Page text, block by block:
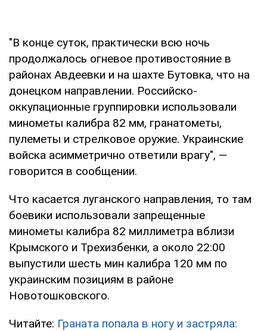
"В конце суток, практически всю ночь
продолжалось огневое противостояние в
районах Авдеевки и на шахте Бутовка, что на
донецком направлении. Российско-
оккупационные группировки использовали
минометы калибра 82 мм, гранатометы,
пулеметы и стрелковое оружие. Украинские
войска асимметрично ответили врагу", —
говорится в сообщении.
Что касается луганского направления, то там
боевики использовали запрещенные
минометы калибра 82 миллиметра вблизи
Крымского и Трехизбенки, а около 22:00
выпустили шесть мин калибра 120 мм по
украинским позициям в районе
Новотошковского.
Читайте: Граната попала в ногу и застряла: